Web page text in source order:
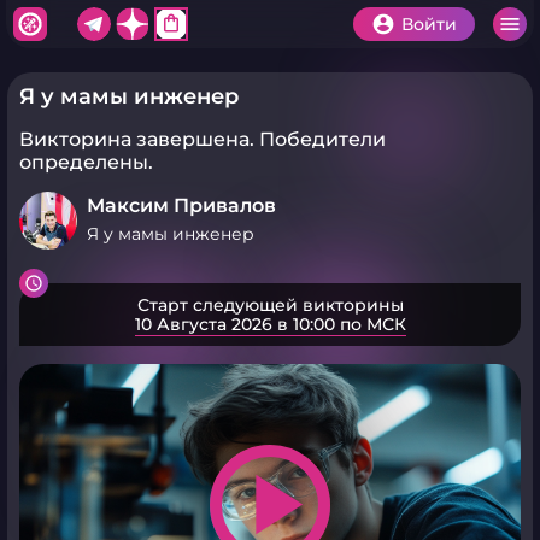
shopping_bag Войти
Я у мамы инженер
Викторина завершена. Победители
определены.
Максим Привалов
Я у мамы инженер
Старт следующей викторины
10 Августа 2026 в 10:00 по МСК
play_arrow